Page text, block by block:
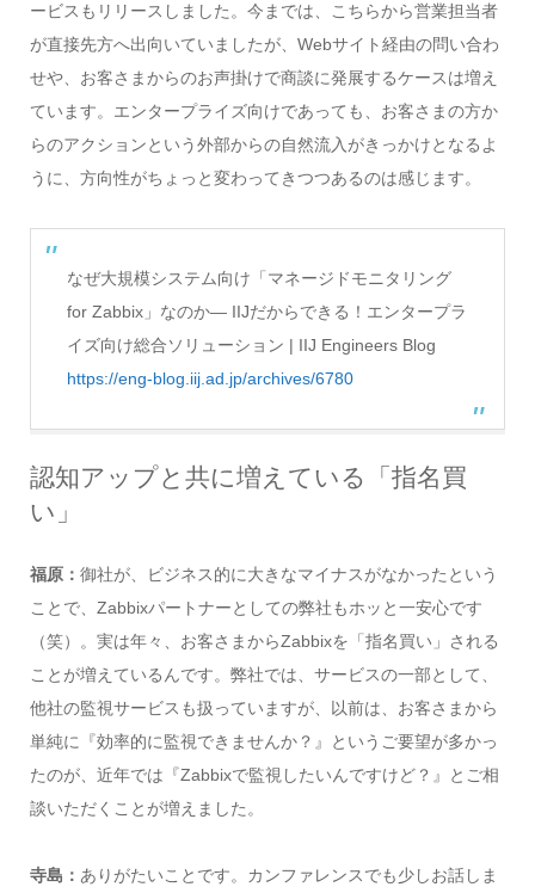
ービスもリリースしました。今までは、こちらから営業担当者
が直接先方へ出向いていましたが、Webサイト経由の問い合わ
せや、お客さまからのお声掛けで商談に発展するケースは増え
ています。エンタープライズ向けであっても、お客さまの方か
らのアクションという外部からの自然流入がきっかけとなるよ
うに、方向性がちょっと変わってきつつあるのは感じます。
なぜ大規模システム向け「マネージドモニタリング
for Zabbix」なのか― IIJだからできる！エンタープラ
イズ向け総合ソリューション | IIJ Engineers Blog
https://eng-blog.iij.ad.jp/archives/6780
認知アップと共に増えている「指名買
い」
福原： 御社が、ビジネス的に大きなマイナスがなかったという
ことで、Zabbixパートナーとしての弊社もホッと一安心です
（笑）。実は年々、お客さまからZabbixを「指名買い」される
ことが増えているんです。弊社では、サービスの一部として、
他社の監視サービスも扱っていますが、以前は、お客さまから
単純に『効率的に監視できませんか？』というご要望が多かっ
たのが、近年では『Zabbixで監視したいんですけど？』とご相
談いただくことが増えました。
寺島： ありがたいことです。カンファレンスでも少しお話しま